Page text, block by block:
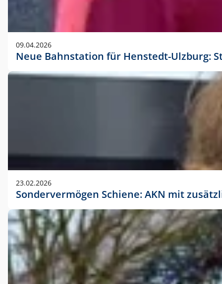
09.04.2026
Neue Bahnstation für Henstedt-Ulzburg:
23.02.2026
Sondervermögen Schiene: AKN mit